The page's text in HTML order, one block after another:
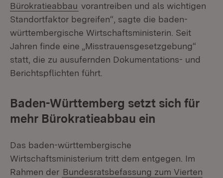
Bürokratieabbau (Öffnet in neuem Fenster)
vorantreiben und als wichtigen
Standortfaktor begreifen“, sagte die baden-
württembergische Wirtschaftsministerin. Seit
Jahren finde eine „Misstrauensgesetzgebung“
statt, die zu ausufernden Dokumentations- und
Berichtspflichten führt.
Baden-Württemberg setzt sich für
mehr Bürokratieabbau ein
Das baden-württembergische
Wirtschaftsministerium tritt dem entgegen. Im
Rahmen der Bundesratsbefassung zum Vierten